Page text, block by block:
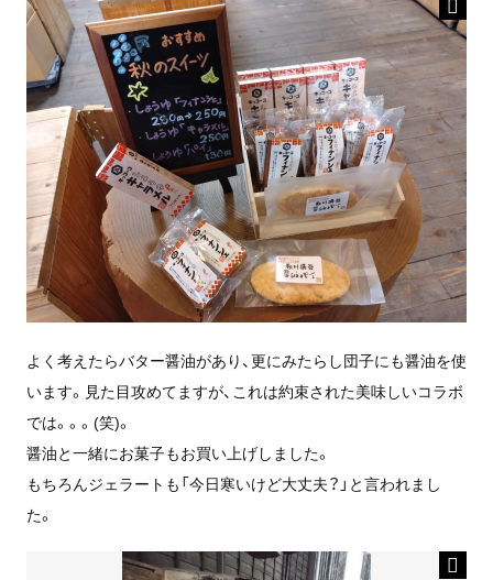
よく考えたらバター醤油があり、更にみたらし団子にも醤油を使
います。見た目攻めてますが、これは約束された美味しいコラボ
では。。。(笑)。
醤油と一緒にお菓子もお買い上げしました。
もちろんジェラートも「今日寒いけど大丈夫？」と言われまし
た。